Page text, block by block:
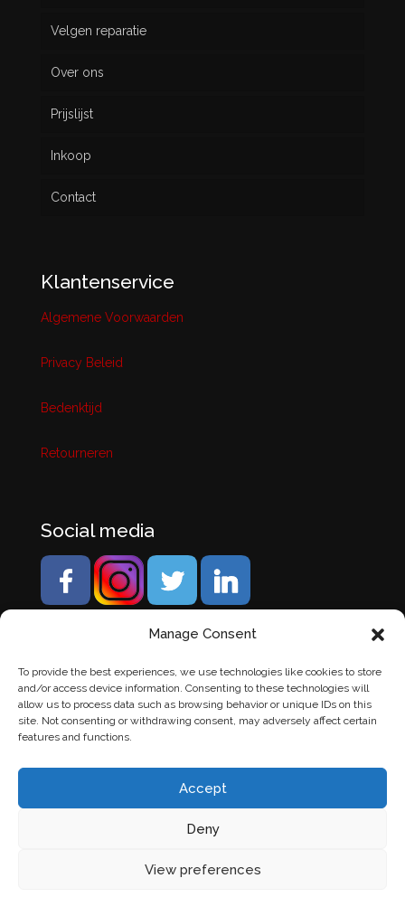
Manage Consent
To provide the best experiences, we use technologies like cookies to store
and/or access device information. Consenting to these technologies will
allow us to process data such as browsing behavior or unique IDs on this
site. Not consenting or withdrawing consent, may adversely affect certain
features and functions.
Accept
Deny
View preferences
Gebruikt
Velgen reparatie
Over ons
Prijslijst
Inkoop
Contact
Klantenservice
Algemene Voorwaarden
Privacy Beleid
Bedenktijd
Retourneren
Social media
laten makendoor Chuck's